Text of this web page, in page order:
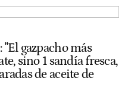
gazpacho más
sino 1 sandía fresca,
de aceite de